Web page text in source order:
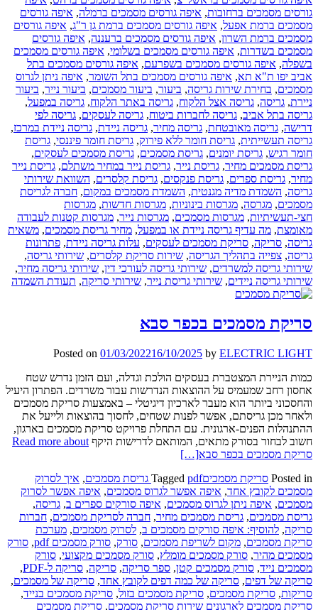
גורסים מסמכים ברחובות, איפה גורסים מסמכים ברמלה, איפה גורסים
מסמכים ברמת אפעל, איפה גורסים מסמכים ברמת גן ר"ג, איפה גורסים
מסמכים ברמת השרון, איפה גורסים מסמכים ברעננה, איפה גורסים
מסמכים בשדרות, איפה גורסים מסמכים בשלומי, איפה גורסים מסמכים
בשפלה, איפה גורסים מסמכים בשפרעם, איפה גורסים מסמכים בתל
אביב יפו ת"א תא, איפה גורסים מסמכים בתל השומר, איפה ניתן לגרוס
מסמכים, בחירת שירות גריסה, ביעור, ביעור מסמכים, ביעור נייר, ביעור
ניירת, גריסה, גריסה אצל הלקוח, גריסה באתר הלקוח, גריסה במפעל,
גריסה בתל אביב, גריסה לחברות ביטוח, גריסה לעסקים, גריסה לפי
דרישה, גריסה מאובטחת, גריסה מחיר, גריסה ניידת, גריסה ניידת במרכז,
גריסה תעשייתית, גריסת חומר ללא פירוק, גריסת חומר פיננסי, גריסת
חומר רגיש, גריסת יומנים, גריסת מסמכים, גריסת מסמכים לעסקים,
גריסת מסמכים מחיר, גריסת נייר, גריסת נייר במחיר משתלם, גריסת נייר
מחיר, גריסת ספרים, גריסת פנקסים, גריסת קלסרים, השוואת שירותי
גריסה, השמדת מדיה מגנטית, השמדת מסמכים במקום, חברה לגריסת
מסמכים, מגרסה, מגרסות בינוניות, מגרסות חדשות, מגרסות
חצי-תעשיתיות, מגרסות מסמכים, מגרסות נייר, מגרסות קטנות לעבודה
מאומצת, מה עדיף גריסה ניידת או במפעל, מחיר גריסת מסמכים, משאית
גריסה, סריקה, סריקת מסמכים לעסקים, עלות גריסה ניידת, פתרונות
גריסה, צפייה בתהליך הגריסה, שירות סריקת קלסרים, שירותי גריסה,
שירותי גריסה למשרדים, שירותי גריסה לעורכי דין, שירותי גריסה מחיר,
שירותי גריסה ניידים, שירותי גריסת נייר, שירותי סריקה, תעודת השמדה
סריקת מסמכים בכפר סבא
Posted on 01/03/202216/10/2025 by ELECTRIC LIGHT
כמות הניירת המצטברת בעסקים הולכת וגדלה, ועם הזמן נדרש שטח
אחסון רחב שמעמיס על ההוצאות הנדרשות עבור משרדים. הפתרון היעיל
והחסכוני ביותר הוא מעבר לארכיון דיגיטלי – באמצעות סריקת מסמכים
ולאחר מכן גריסתם, אפשר לפנות שטחים, לחסוך בהוצאות ולייעל את
ההתנהלות הפנים-ארגונית. עם התחלת פרויקט סריקת מסמכים בארגון,
חשוב לבחור בסורק מתאים, המותאם לדרישות היקף Read more about
סריקת מסמכים בכפר סבא[…]
Posted in סריקת מסמכים Tagged pdf גריסת מסמכים , איך לסרוק
מסמכים לקובץ אחד, איפה אפשר לגרוס מסמכים, איפה אפשר לסרוק
מסמכים, איפה ניתן לגרוס מסמכים, איפה סורקים ספרים ב, גריסה,
גריסת מסמכים, גריסת מסמכים מחיר, חברה לסריקת מסמכים, חברות
סריקה, להוסיף: איפה סורקים מסמכים ב, לסרוק מסמכים, מערכת
סריקת מסמכים, מקום לשריפת מסמכים, סורק, סורק מסמכים pdf , סורק
מסמכים מהיר, סורק מסמכים מומלץ, סורק מסמכים מקצועי, סורק
מסמכים נייד, סורק מסמכים קטן, ספר סריקה, סריקה, סריקה ל-PDF
,
סריקה של דפים, סריקה של כמה דפים לקובץ אחד, סריקה של מסמכים,
סריקות, סריקת מסמכים, סריקת מסמכים בזול, סריקת מסמכים בנייד,
סריקת מסמכים לארגונים שירות סריקת מסמכים, סריקת מסמכים